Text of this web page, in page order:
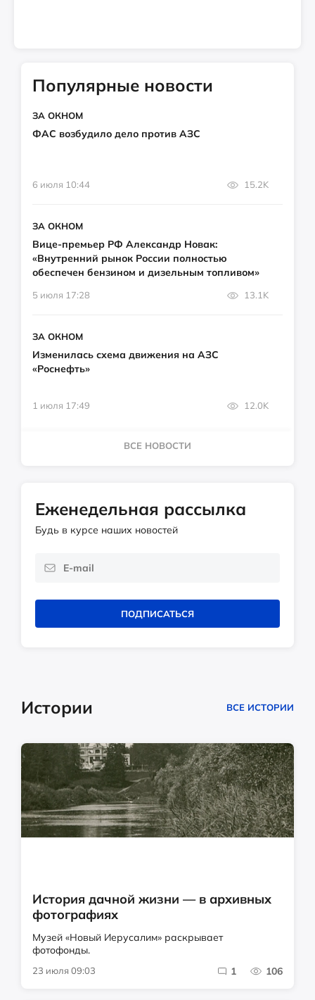
Популярные новости
ЗА ОКНОМ
ФАС возбудило дело против АЗС
6 июля 10:44 15.2K
ЗА ОКНОМ
Вице-премьер РФ Александр Новак:
«Внутренний рынок России полностью
обеспечен бензином и дизельным топливом»
5 июля 17:28 13.1K
ЗА ОКНОМ
Изменилась схема движения на АЗС
«Роснефть»
1 июля 17:49 12.0K
ВСЕ НОВОСТИ
Еженедельная рассылка
Будь в курсе наших новостей
ПОДПИСАТЬСЯ
Истории ВСЕ ИСТОРИИ
История дачной жизни — в архивных
фотографиях
Музей «Новый Иерусалим» раскрывает
фотофонды.
23 июля 09:03 1 106